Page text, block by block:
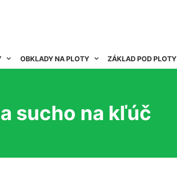
OBKLADY NA PLOTY ZÁKLAD POD PLOTY
sucho na kľúč